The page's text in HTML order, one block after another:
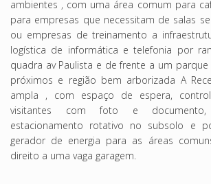
ambientes , com uma área comum para
para empresas que necessitam de salas
ou empresas de treinamento a
logística de informática e telefonia por
quadra av Paulista e de frente a um
próximos e região bem arborizada A
ampla , com espaço de espera,
visitantes com foto e documento,
estacionamento rotativo no subsolo e
gerador de energia para as áreas
direito a uma vaga garagem.